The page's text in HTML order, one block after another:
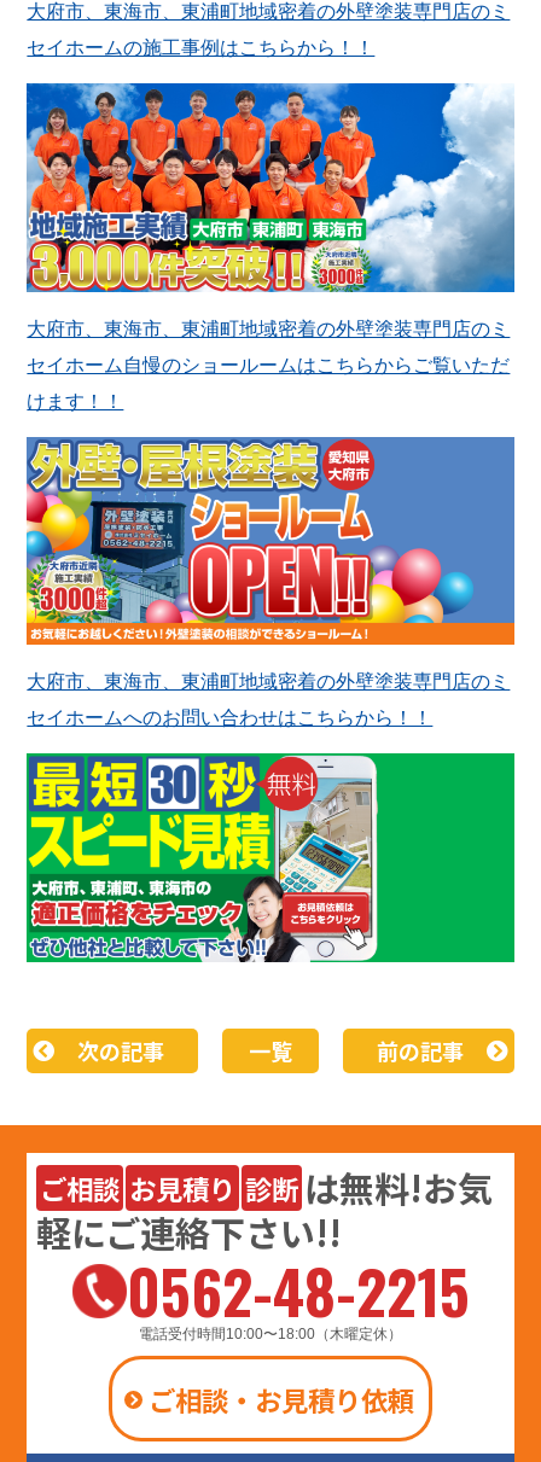
大府市、東海市、東浦町地域密着の外壁塗装専門店のミ
セイホームの施工事例はこちらから！！
大府市、東海市、東浦町地域密着の外壁塗装専門店のミ
セイホーム自慢のショールームはこちらからご覧いただ
けます！！
大府市、東海市、東浦町地域密着の外壁塗装専門店のミ
セイホームへのお問い合わせはこちらから！！
次の記事 一覧 前の記事
ご相談 お見積り 診断 は無料!お気
軽にご連絡下さい!!
0562-48-2215
電話受付時間10:00〜18:00（木曜定休）
ご相談・お見積り依頼